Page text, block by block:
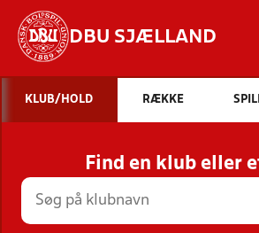
DBU SJÆLLAND
STILLINGER, RESULTATER,
HOLD
KLUB/HOLD RÆKKE
Find en klub eller